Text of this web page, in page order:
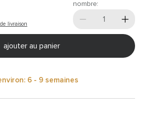
livraison
nombre:
ajouter au panier
6 - 9 semaines